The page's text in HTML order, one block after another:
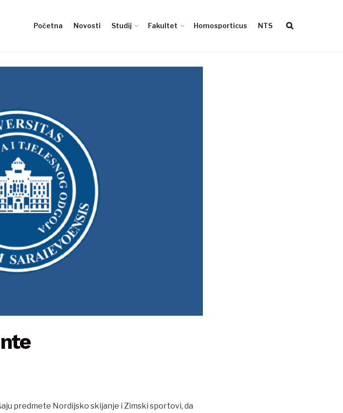
Početna Novosti Studij Fakultet Homosporticus NTS
predmete Nordijsko skijanje i Zimski sportovi, da